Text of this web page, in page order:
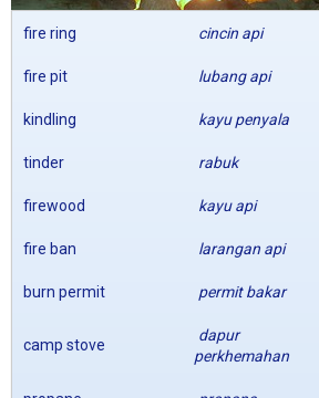
fire ring cincin api
fire pit lubang api
kindling kayu penyala
tinder rabuk
firewood kayu api
fire ban larangan api
burn permit permit bakar
camp stove
dapur
perkhemahan